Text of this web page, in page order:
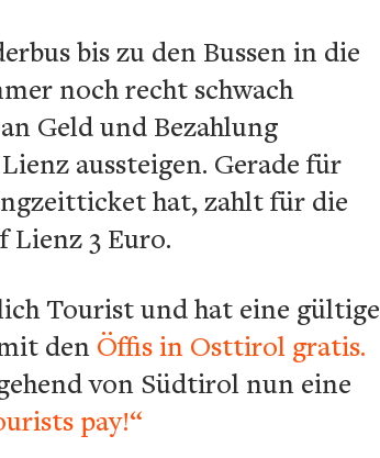
bis zu den Bussen in die
noch recht schwach
Geld und Bezahlung
aussteigen. Gerade für
hat, zahlt für die
Lienz 3 Euro.
Tourist und hat eine gültige
den Öffis in Osttirol gratis.
von Südtirol nun eine
pay!“